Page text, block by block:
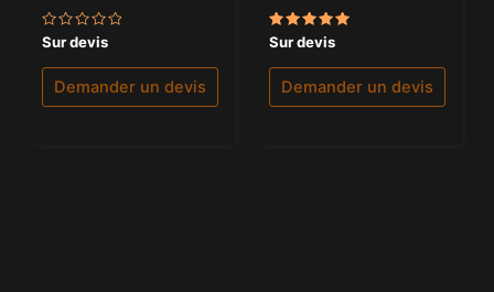
Note
0
sur
Sur devis
Demander un devis
Note
5.00
sur 5
Sur devis
Demander un devis